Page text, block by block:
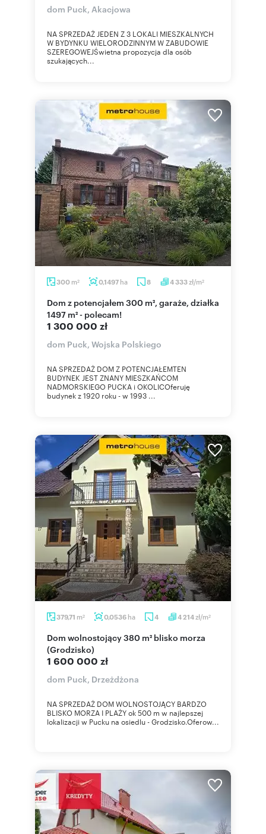
dom Puck, Akacjowa
NA SPRZEDAŻ JEDEN Z 3 LOKALI MIESZKALNYCH
W BYDYNKU WIELORODZINNYM W ZABUDOWIE
SZEREGOWEJŚwietna propozycja dla osób
szukających...
300 m2 0,1497 ha 8 4 333zł/m2
Dom z potencjałem 300 m², garaże, działka
1497 m² - polecam!
1 300 000 zł
dom Puck, Wojska Polskiego
NA SPRZEDAŻ DOM Z POTENCJAŁEMTEN
BUDYNEK JEST ZNANY MIESZKAŃCOM
NADMORSKIEGO PUCKA i OKOLICOferuję
budynek z 1920 roku - w 1993 ...
379,71 m2 0,0536 ha 4 4 214zł/m2
Dom wolnostojący 380 m² blisko morza
(Grodzisko)
1 600 000 zł
dom Puck, Drzeżdżona
NA SPRZEDAŻ DOM WOLNOSTOJĄCY BARDZO
BLISKO MORZA I PLAŻY ok 500 m w najlepszej
lokalizacji w Pucku na osiedlu - Grodzisko.Oferow...